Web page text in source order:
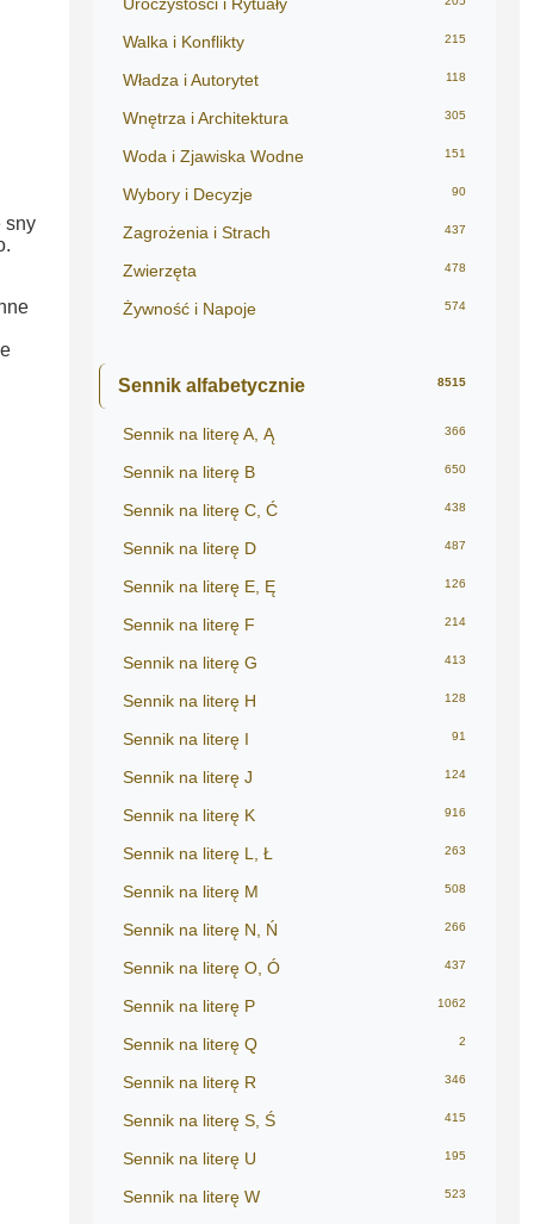
sny
Walka i Konflikty 215
Władza i Autorytet 118
Wnętrza i Architektura 305
Woda i Zjawiska Wodne 151
Wybory i Decyzje 90
Zagrożenia i Strach 437
Zwierzęta 478
Żywność i Napoje 574
Sennik alfabetycznie 8515
Sennik na literę A, Ą 366
Sennik na literę B 650
Sennik na literę C, Ć 438
Sennik na literę D 487
Sennik na literę E, Ę 126
Sennik na literę F 214
Sennik na literę G 413
Sennik na literę H 128
Sennik na literę I 91
Sennik na literę J 124
Sennik na literę K 916
Sennik na literę L, Ł 263
Sennik na literę M 508
Sennik na literę N, Ń 266
Sennik na literę O, Ó 437
Sennik na literę P 1062
Sennik na literę Q 2
Sennik na literę R 346
Sennik na literę S, Ś 415
Sennik na literę U 195
Sennik na literę W 523